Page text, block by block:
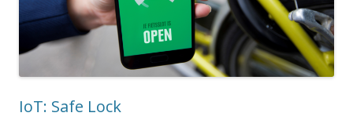
IoT: Safe Lock